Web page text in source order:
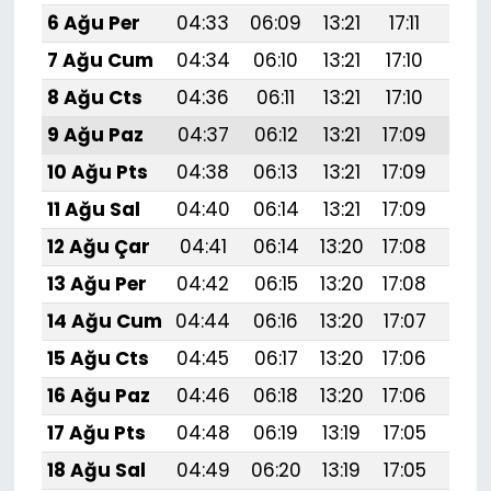
6 Ağu Per
04:33 06:09 13:21 17:11
7 Ağu Cum
04:34 06:10 13:21 17:10
8 Ağu Cts
04:36 06:11 13:21 17:10
9 Ağu Paz
04:37 06:12 13:21 17:09
10 Ağu Pts
04:38 06:13 13:21 17:09
11 Ağu Sal
04:40 06:14 13:21 17:09
12 Ağu Çar
04:41 06:14 13:20 17:08
13 Ağu Per
04:42 06:15 13:20 17:08
14 Ağu Cum 04:44 06:16 13:20 17:07
15 Ağu Cts
04:45 06:17 13:20 17:06
16 Ağu Paz
04:46 06:18 13:20 17:06
17 Ağu Pts
04:48 06:19 13:19 17:05
18 Ağu Sal
04:49 06:20 13:19 17:05